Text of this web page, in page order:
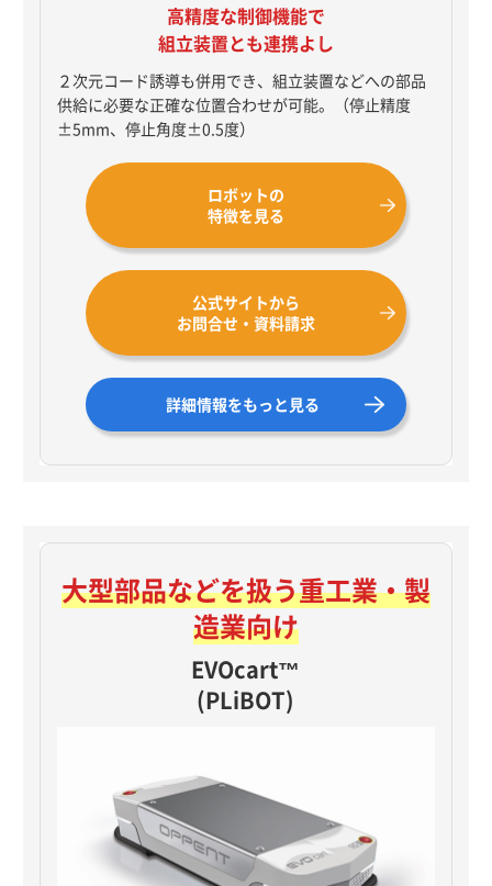
高精度な制御機能で
組立装置とも連携よし
２次元コード誘導も併用でき、組立装置などへの部品
供給に必要な正確な位置合わせが可能。（停止精度
±5mm、停止角度±0.5度）
ロボットの
特徴を見る
公式サイトから
お問合せ・資料請求
詳細情報をもっと見る
大型部品などを扱う重工業・製
造業向け
EVOcart™
(PLiBOT)